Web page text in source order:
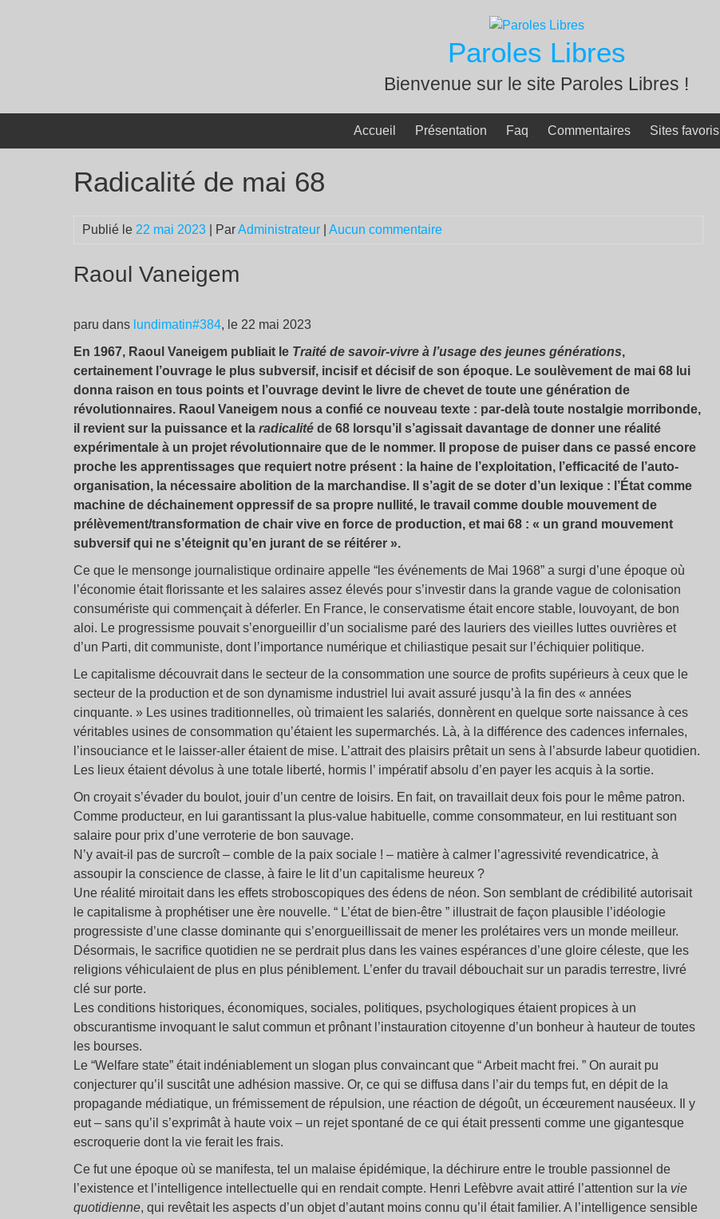
Paroles Libres
Bienvenue sur le site Paroles Libres !
Accueil Présentation Faq Commentaires Sites favoris
Radicalité de mai 68
Publié le 22 mai 2023 | ParAdministrateur Aucun commentaire
Raoul Vaneigem
paru dans lundimatin#384, le 22 mai 2023
En 1967, Raoul Vaneigem publiait le Traité de savoir-vivre à l’usage des jeunes générations,
certainement l’ouvrage le plus subversif, incisif et décisif de son époque. Le soulèvement de mai 68 lui
donna raison en tous points et l’ouvrage devint le livre de chevet de toute une génération de
révolutionnaires. Raoul Vaneigem nous a confié ce nouveau texte : par-delà toute nostalgie morribonde,
il revient sur la puissance et la radicalité de 68 lorsqu’il s’agissait davantage de donner une réalité
expérimentale à un projet révolutionnaire que de le nommer. Il propose de puiser dans ce passé encore
proche les apprentissages que requiert notre présent : la haine de l’exploitation, l’efficacité de l’auto-
organisation, la nécessaire abolition de la marchandise. Il s’agit de se doter d’un lexique : l’État comme
machine de déchainement oppressif de sa propre nullité, le travail comme double mouvement de
prélèvement/transformation de chair vive en force de production, et mai 68 : « un grand mouvement
subversif qui ne s’éteignit qu’en jurant de se réitérer ».
Ce que le mensonge journalistique ordinaire appelle “les événements de Mai 1968” a surgi d’une époque où
l’économie était florissante et les salaires assez élevés pour s’investir dans la grande vague de colonisation
consumériste qui commençait à déferler. En France, le conservatisme était encore stable, louvoyant, de bon
aloi. Le progressisme pouvait s’enorgueillir d’un socialisme paré des lauriers des vieilles luttes ouvrières et
d’un Parti, dit communiste, dont l’importance numérique et chiliastique pesait sur l’échiquier politique.
Le capitalisme découvrait dans le secteur de la consommation une source de profits supérieurs à ceux que le
secteur de la production et de son dynamisme industriel lui avait assuré jusqu’à la fin des « années
cinquante. » Les usines traditionnelles, où trimaient les salariés, donnèrent en quelque sorte naissance à ces
véritables usines de consommation qu’étaient les supermarchés. Là, à la différence des cadences infernales,
l’insouciance et le laisser-aller étaient de mise. L’attrait des plaisirs prêtait un sens à l’absurde labeur quotidien.
Les lieux étaient dévolus à une totale liberté, hormis l’ impératif absolu d’en payer les acquis à la sortie.
On croyait s’évader du boulot, jouir d’un centre de loisirs. En fait, on travaillait deux fois pour le même patron.
Comme producteur, en lui garantissant la plus-value habituelle, comme consommateur, en lui restituant son
salaire pour prix d’une verroterie de bon sauvage.
N’y avait-il pas de surcroît – comble de la paix sociale ! – matière à calmer l’agressivité revendicatrice, à
assoupir la conscience de classe, à faire le lit d’un capitalisme heureux ?
Une réalité miroitait dans les effets stroboscopiques des édens de néon. Son semblant de crédibilité autorisait
le capitalisme à prophétiser une ère nouvelle. “ L’état de bien-être ” illustrait de façon plausible l’idéologie
progressiste d’une classe dominante qui s’enorgueillissait de mener les prolétaires vers un monde meilleur.
Désormais, le sacrifice quotidien ne se perdrait plus dans les vaines espérances d’une gloire céleste, que les
religions véhiculaient de plus en plus péniblement. L’enfer du travail débouchait sur un paradis terrestre, livré
clé sur porte.
Les conditions historiques, économiques, sociales, politiques, psychologiques étaient propices à un
obscurantisme invoquant le salut commun et prônant l’instauration citoyenne d’un bonheur à hauteur de toutes
les bourses.
Le “Welfare state” était indéniablement un slogan plus convaincant que “ Arbeit macht frei. ” On aurait pu
conjecturer qu’il suscitât une adhésion massive. Or, ce qui se diffusa dans l’air du temps fut, en dépit de la
propagande médiatique, un frémissement de répulsion, une réaction de dégoût, un écœurement nauséeux. Il y
eut – sans qu’il s’exprimât à haute voix – un rejet spontané de ce qui était pressenti comme une gigantesque
escroquerie dont la vie ferait les frais.
Ce fut une époque où se manifesta, tel un malaise épidémique, la déchirure entre le trouble passionnel de
l’existence et l’intelligence intellectuelle qui en rendait compte. Henri Lefèbvre avait attiré l’attention sur la vie
quotidienne, qui revêtait les aspects d’un objet d’autant moins connu qu’il était familier. A l’intelligence sensible